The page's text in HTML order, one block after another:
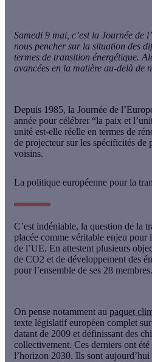
Samedi 9 mai, c’est la Journée de
nous pencher sur la situation des
termes de transition énergétique.
avancées en la matière au-delà de
Depuis 1985, la Journée de
année pour célébrer “la paix et
unité est-elle réelle en termes de
de projecteur sur les spécificités de
voisins.
La politique européenne pour la
C’est indéniable, la question de la
placée comme véritable enjeu pour
de l’UE. En attestent plusieurs
de CO2 et de développement des
pour l’ensemble de ses 28 membres.
On pense notamment au paquet
texte législatif européen complet
datant de 2009 et définissant des
collectivement. Ces derniers ont
l’horizon 2030. Ils sont aujourd’hui